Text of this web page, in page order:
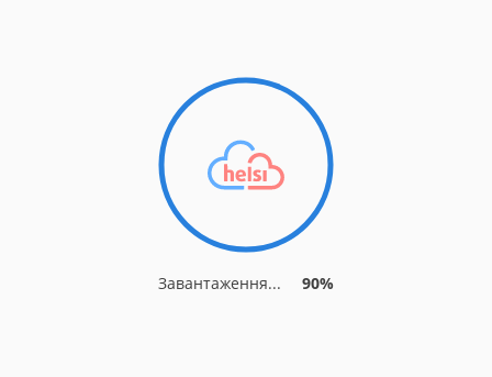
Завантаження... 90%